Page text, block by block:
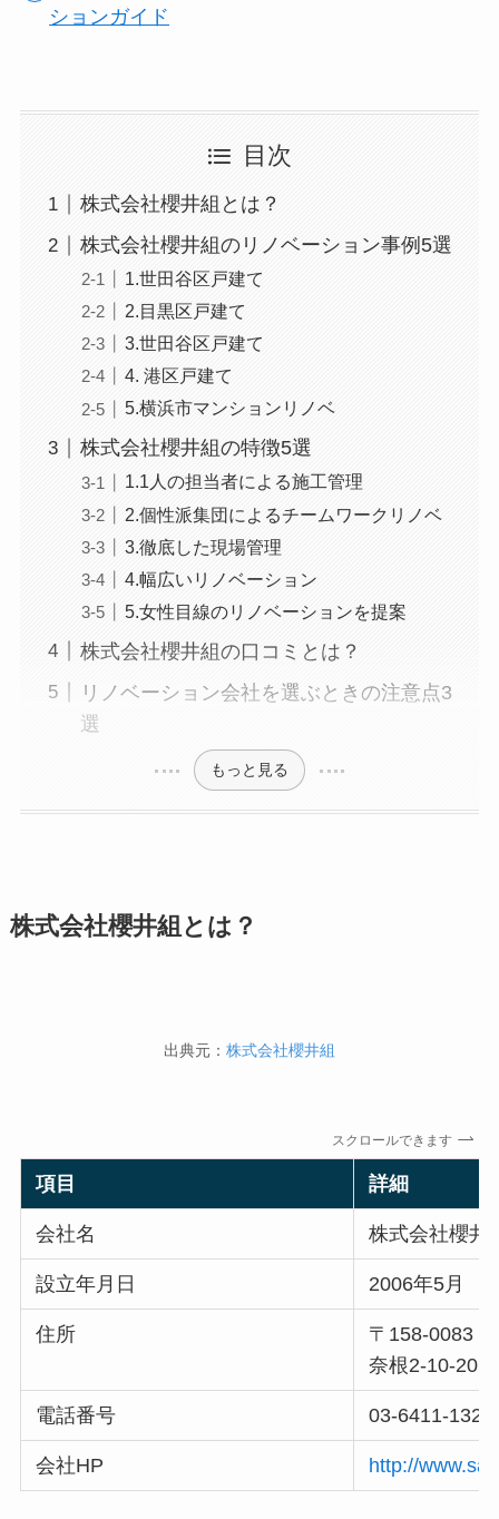
ションガイド
目次
株式会社櫻井組とは？
株式会社櫻井組のリノベーション事例5選
1.世田谷区戸建て
2.目黒区戸建て
3.世田谷区戸建て
4. 港区戸建て
5.横浜市マンションリノベ
株式会社櫻井組の特徴5選
1.1人の担当者による施工管理
2.個性派集団によるチームワークリノベ
3.徹底した現場管理
4.幅広いリノベーション
5.女性目線のリノベーションを提案
株式会社櫻井組の口コミとは？
リノベーション会社を選ぶときの注意点3
選
もっと見る
株式会社櫻井組とは？
出典元： 株式会社櫻井組
スクロールできます
項目 詳細
会社名 株式会社櫻井
設立年月日 2006年5月
住所
〒158-0083
奈根2-10-20
電話番号 03-6411‐1327
会社HP http://